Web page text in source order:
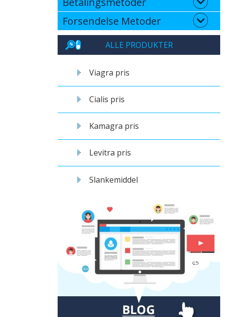
Forsendelse Metoder
ALLE PRODUKTER
Viagra pris
Cialis pris
Kamagra pris
Levitra pris
Slankemiddel